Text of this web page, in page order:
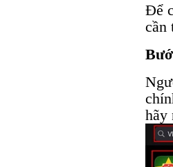
Để
cần
hãy